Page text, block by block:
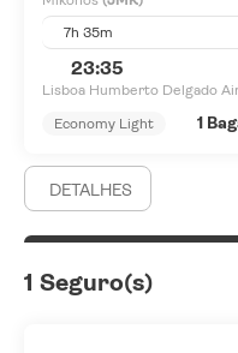
7h 35m
23:35
Lisboa Humberto Delgado
Economy Light
1
DETALHES
1 Seguro(s)